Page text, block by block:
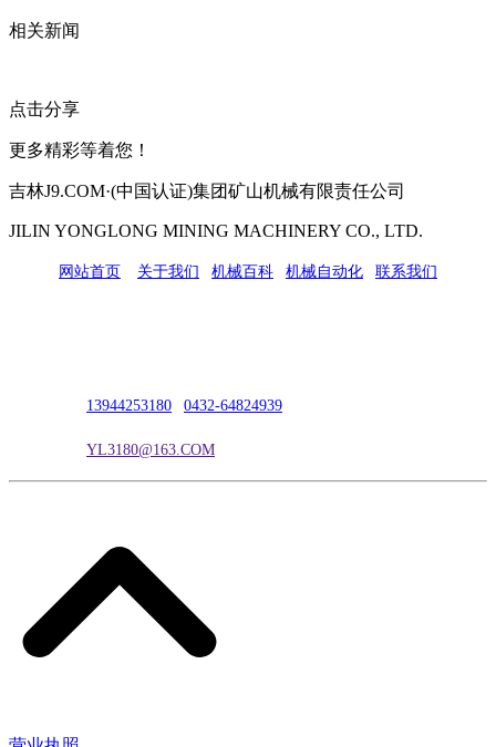
相关新闻
点击分享
更多精彩等着您！
吉林J9.COM·(中国认证)集团矿山机械有限责任公司
JILIN YONGLONG MINING MACHINERY CO., LTD.
网站首页 关于我们 机械百科 机械自动化 联系我们
13944253180 0432-64824939
YL3180@163.COM